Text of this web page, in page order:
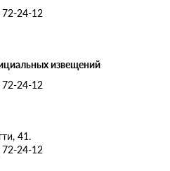
24-12
извещений
24-12
41.
24-12